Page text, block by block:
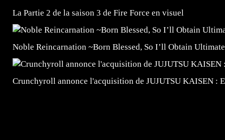
La Partie 2 de la saison 3 de Fire Force en visuel
Noble Reincarnation ~Born Blessed, So I’ll Obtain
Crunchyroll annonce l'acquisition de JUJUTSU KAISEN :